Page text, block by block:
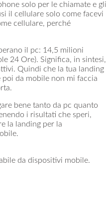
solo per le chiamate e gli
il cellulare solo come facevi
cellulare, perché
il pc: 14,5 milioni
24 Ore). Significa, in sintesi,
Quindi che la tua landing
poi da mobile non mi faccia
bene tanto da pc quanto
i risultati che speri,
la landing per la
da dispositivi mobile.